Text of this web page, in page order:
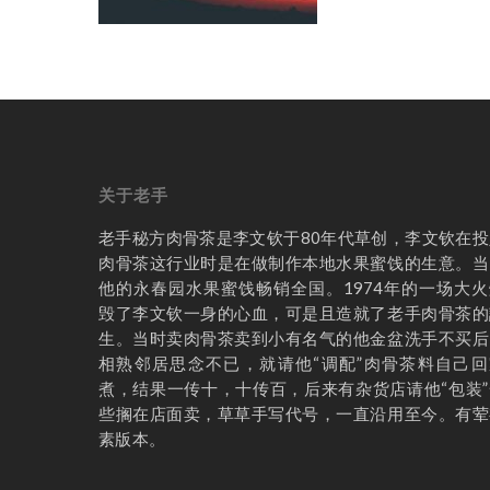
关于老手
老手秘方肉骨茶是李文钦于80年代草创，李文钦在
肉骨茶这行业时是在做制作本地水果蜜饯的生意。
他的永春园水果蜜饯畅销全国。1974年的一场大
毁了李文钦一身的心血，可是且造就了老手肉骨茶
生。当时卖肉骨茶卖到小有名气的他金盆洗手不买
相熟邻居思念不已，就请他“调配”肉骨茶料自己
煮，结果一传十，十传百，后来有杂货店请他“包装
些搁在店面卖，草草手写代号，一直沿用至今。有
素版本。